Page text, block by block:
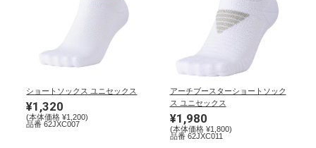
ソフトボール
柔道
ウィンタースポーツ
ショートソックス ユニセックス
¥1,320
(本体価格 ¥1,200)
品番 62JXC007
アーチブースターショートソック
ス ユニセックス
¥1,980
(本体価格 ¥1,800)
品番 62JXC011